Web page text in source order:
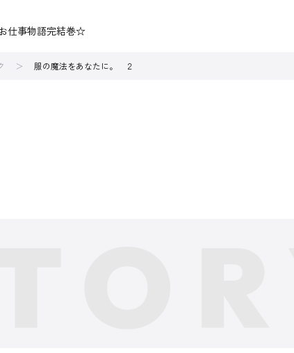
仕事物語完結巻☆
服の魔法をあなたに。 ２